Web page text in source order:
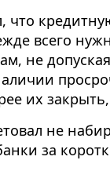
что
всего
не
их
не
за